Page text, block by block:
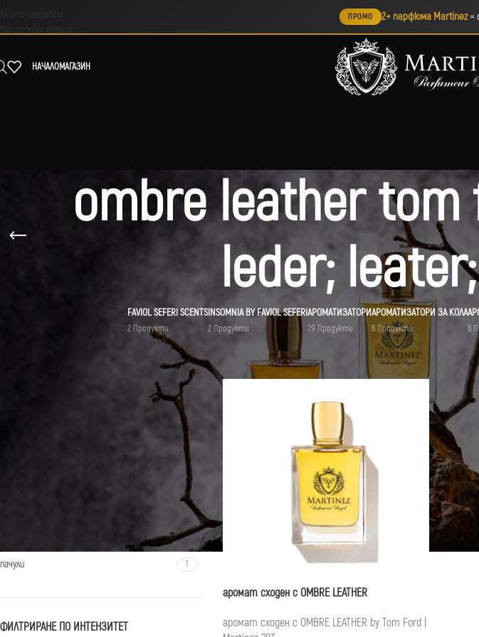
ПРОМО 2+ парфюма Martinez=
Skip to navigation
Skip to main content
НАЧАЛОМАГАЗИН
ombre leather tom
leder;
FAVIOL SEFERI SCENTS
2 Продукти
INSOMNIA BY FAVIOL SEFERI
2 Продукти
АРОМАТИЗАТОРИ
29 Продукти
АРОМАТИЗАТОРИ ЗА КОЛА
6 Продукти 6
1
1
1
пачули 1
ФИЛТРИРАНЕ ПО ИНТЕНЗИТЕТ
Продукти с етикет „ombre leather tom ford; umbre; lider;
аромат сходен с OMBRE LEATHER
аромат сходен с OMBRE LEATHER by Tom Ford |